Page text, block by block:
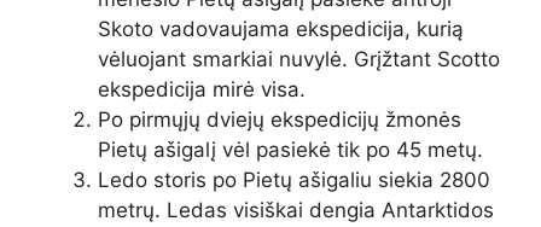
Skoto vadovaujama ekspedicija, kurią
vėluojant smarkiai nuvylė. Grįžtant Scotto
ekspedicija mirė visa.
Po pirmųjų dviejų ekspedicijų žmonės
Pietų ašigalį vėl pasiekė tik po 45 metų.
Ledo storis po Pietų ašigaliu siekia 2800
metrų. Ledas visiškai dengia Antarktidos